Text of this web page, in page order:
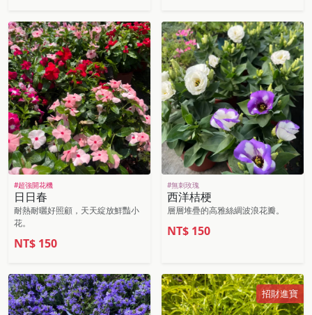
#超強開花機
日日春
耐熱耐曬好照顧，天天綻放鮮豔小
花。
NT$ 150
#無刺玫瑰
西洋桔梗
層層堆疊的高雅絲綢波浪花瓣。
NT$ 150
招財進寶